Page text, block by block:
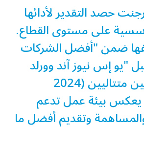
حصد التقدير لأدائها
على مستوى القطاع.
ضمن "أفضل الشركات
"يو إس نيوز آند وورلد
ريپورت" لعامين متتاليين (2024
مما يعكس بيئة عمل تدعم
والمساهمة وتقديم أفضل ما